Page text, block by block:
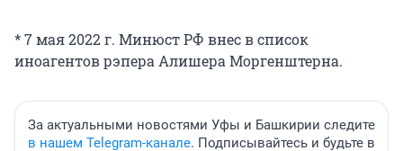
* 7 мая 2022 г. Минюст РФ внес в список
иноагентов рэпера Алишера Моргенштерна.
За актуальными новостями Уфы и Башкирии следите
в нашем Telegram-канале. Подписывайтесь и будьте в